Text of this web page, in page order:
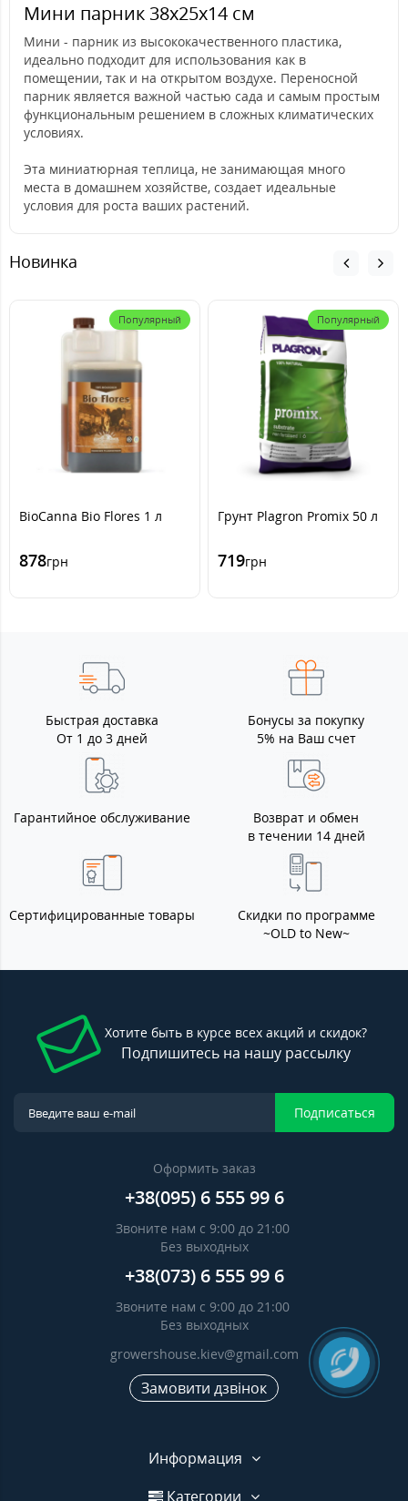
Мини парник 38х25х14 см
Мини - парник из высококачественного пластика,
идеально подходит для использования как в
помещении, так и на открытом воздухе. Переносной
парник является важной частью сада и самым простым
функциональным решением в сложных климатических
условиях.
Эта миниатюрная теплица, не занимающая много
места в домашнем хозяйстве, создает идеальные
условия для роста ваших растений.
Новинка
Популярный
BioCanna Bio Flores 1 л
878грн
Популярный
Грунт Plagron Promix 50 л
719грн
Быстрая доставка
От 1 до 3 дней
Бонусы за покупку
5% на Ваш счет
Гарантийное обслуживание
Возврат и обмен
в течении 14 дней
Сертифицированные товары
Скидки по программе
~OLD to New~
Хотите быть в курсе всех акций и скидок?
Подпишитесь на нашу рассылку
Подписаться
Оформить заказ
+38(095) 6 555 99 6
Звоните нам с 9:00 до 21:00
Без выходных
+38(073) 6 555 99 6
Звоните нам с 9:00 до 21:00
Без выходных
growershouse.kiev@gmail.com
Замовити дзвінок
Информация
Категории